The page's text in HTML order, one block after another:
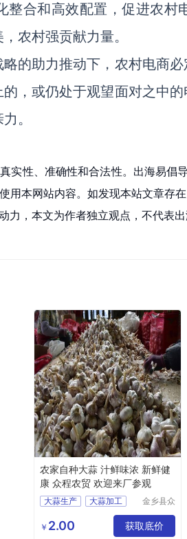
整合和高效配置，促进农村
农村强贡献力量。
的助力推动下，农村电商
，或仍处于观望面对之中
。
实性、准确性和合法性。出海易倡
用本网站内容。如发现本站文章存
，本文为作者独立观点，不代表出
农家自种大蒜 汁鲜味浓 新鲜健
康 众程农贸 欢迎来厂参观
大蒜生产
大蒜加工
大蒜批发
大蒜供应
金乡县众
限公司
￥ 2.00 获取底价